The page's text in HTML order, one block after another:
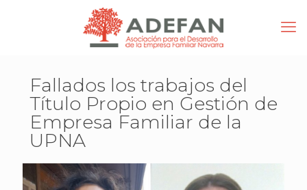
Fallados los trabajos del
Título Propio en Gestión de
Empresa Familiar de la
UPNA